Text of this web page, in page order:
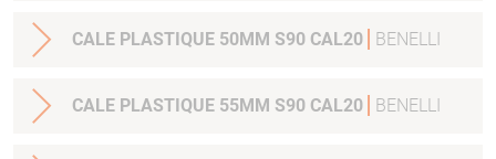
CALE PLASTIQUE 50MM S90 CAL20 BENELLI
CALE PLASTIQUE 55MM S90 CAL20 BENELLI